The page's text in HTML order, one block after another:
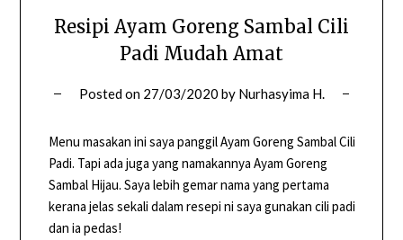
Resipi Ayam Goreng Sambal Cili
Padi Mudah Amat
Posted on 27/03/2020 by Nurhasyima H.
Menu masakan ini saya panggil Ayam Goreng Sambal Cili
Padi. Tapi ada juga yang namakannya Ayam Goreng
Sambal Hijau. Saya lebih gemar nama yang pertama
kerana jelas sekali dalam resepi ni saya gunakan cili padi
dan ia pedas!